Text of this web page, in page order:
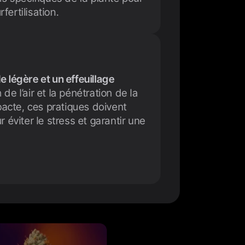
légère et un effeuillage
l’air et la pénétration de la
ces pratiques doivent
éviter le stress et garantir une